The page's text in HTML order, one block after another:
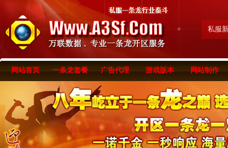
私服
网站首页 一条龙套餐 广告代理 游戏版本 网站制作